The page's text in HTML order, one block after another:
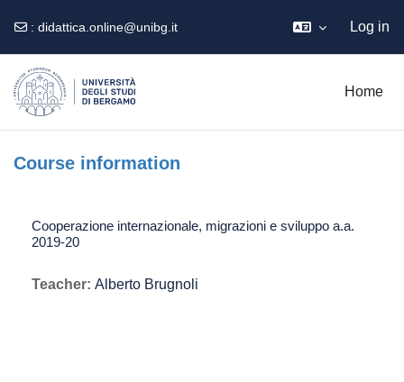
: didattica.online@unibg.it Log in
Home
Course information
Cooperazione internazionale, migrazioni e sviluppo a.a.
2019-20
Teacher: Alberto Brugnoli